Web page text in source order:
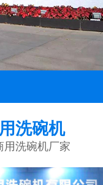
洗碗机
用洗碗机厂家